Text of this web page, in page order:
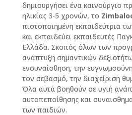
δημιουργήσει ένα καινούργιο
ηλικίας 3-5 χρονών, το
πιστοποιημένη εκπαιδεύτρια
και εκπαιδεύει εκπαιδευτές
Ελλάδα. Σκοπός όλων των
ανάπτυξη σημαντικών
ενσυναίσθηση, την
τον σεβασμό, την διαχείριση
Όλα αυτά βοηθούν σε υγιή
αυτοπεποίθησης και
των παιδιών.